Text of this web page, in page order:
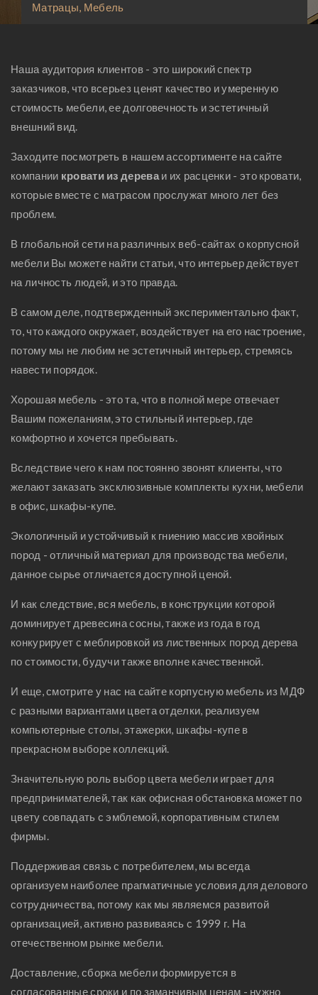
Матрацы, Мебель
Наша аудитория клиентов - это широкий спектр
заказчиков, что всерьез ценят качество и умеренную
стоимость мебели, ее долговечность и эстетичный
внешний вид.
Заходите посмотреть в нашем ассортименте на сайте
компании кровати из дереваи их расценки - это кровати,
которые вместе с матрасом прослужат много лет без
проблем.
В глобальной сети на различных веб-сайтах о корпусной
мебели Вы можете найти статьи, что интерьер действует
на личность людей, и это правда.
В самом деле, подтвержденный экспериментально факт,
то, что каждого окружает, воздействует на его настроение,
потому мы не любим не эстетичный интерьер, стремясь
навести порядок.
Хорошая мебель - это та, что в полной мере отвечает
Вашим пожеланиям, это стильный интерьер, где
комфортно и хочется пребывать.
Вследствие чего к нам постоянно звонят клиенты, что
желают заказать эксклюзивные комплекты кухни, мебели
в офис, шкафы-купе.
Экологичный и устойчивый к гниению массив хвойных
пород - отличный материал для производства мебели,
данное сырье отличается доступной ценой.
И как следствие, вся мебель, в конструкции которой
доминирует древесина сосны, также из года в год
конкурирует с меблировкой из лиственных пород дерева
по стоимости, будучи также вполне качественной.
И еще, смотрите у нас на сайте корпусную мебель из МДФ
с разными вариантами цвета отделки, реализуем
компьютерные столы, этажерки, шкафы-купе в
прекрасном выборе коллекций.
Значительную роль выбор цвета мебели играет для
предпринимателей, так как офисная обстановка может по
цвету совпадать с эмблемой, корпоративным стилем
фирмы.
Поддерживая связь с потребителем, мы всегда
организуем наиболее прагматичные условия для делового
сотрудничества, потому как мы являемся развитой
организацией, активно развиваясь с 1999 г. На
отечественном рынке мебели.
Доставление, сборка мебели формируется в
согласованные сроки и по заманчивым ценам - нужно